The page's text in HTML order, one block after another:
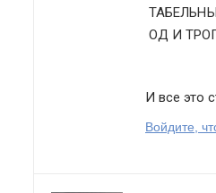
ОД И
И все это
Войдите,